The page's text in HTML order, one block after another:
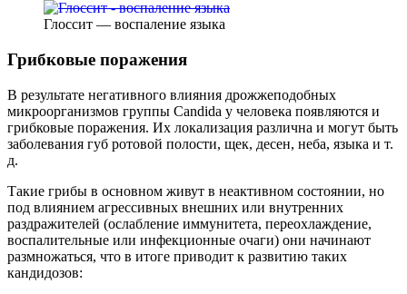
Глоссит — воспаление языка
Грибковые поражения
В результате негативного влияния дрожжеподобных
микроорганизмов группы Candida у человека появляются и
грибковые поражения. Их локализация различна и могут быть
заболевания губ ротовой полости, щек, десен, неба, языка и т.
д.
Такие грибы в основном живут в неактивном состоянии, но
под влиянием агрессивных внешних или внутренних
раздражителей (ослабление иммунитета, переохлаждение,
воспалительные или инфекционные очаги) они начинают
размножаться, что в итоге приводит к развитию таких
кандидозов: